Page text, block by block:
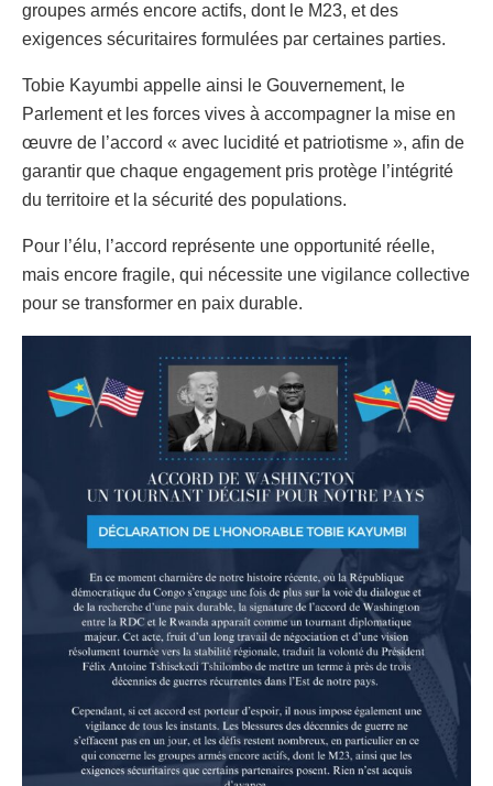
groupes armés encore actifs, dont le M23, et des
exigences sécuritaires formulées par certaines parties.
Tobie Kayumbi appelle ainsi le Gouvernement, le
Parlement et les forces vives à accompagner la mise en
œuvre de l’accord « avec lucidité et patriotisme », afin de
garantir que chaque engagement pris protège l’intégrité
du territoire et la sécurité des populations.
Pour l’élu, l’accord représente une opportunité réelle,
mais encore fragile, qui nécessite une vigilance collective
pour se transformer en paix durable.